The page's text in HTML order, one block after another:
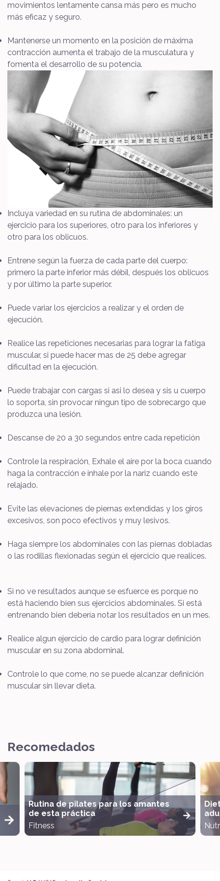
movimientos lentamente cansa más pero es mucho
más eficaz y seguro.
Mantenerse un momento en la posición de máxima
contracción aumenta el trabajo de la musculatura y
fomenta el desarrollo de su potencia.
Incluya variedad en su rutina de abdominales: un
ejercicio para los superiores, otro para los inferiores y
otro para los oblicuos.
Entrene según la fuerza de cada parte del cuerpo:
primero la parte inferior más débil, después los oblicuos
y por último la parte superior.
Puede variar los ejercicios a realizar y el orden de
ejecución.
Realice las repeticiones necesarias para lograr la fatiga
muscular, si puede hacer mas de 25 debe agregar
dificultad en la ejecución.
Puede trabajar con cargas si asi lo desea y sis u cuerpo
lo soporta, sin provocar ningun tipo de sobrecargo que
produzca una lesión.
Descanse de 20 a 30 segundos entre cada repetición
Controle la respiración, Exhale el aire por la boca cuando
haga la contracción e inhale por la nariz cuando este
relajado.
Evite las elevaciones de piernas extendidas y los giros
excesivos, son poco efectivos y muy lesivos.
Haga siempre los abdominales con las piernas dobladas
o las rodillas flexionadas según el ejercicio que realices.
Si no ve resultados aunque se esfuerce es porque no
está haciendo bien sus ejercicios abdominales. Si está
entrenando bien debería notar los resultados en un mes.
Realice algun ejercicio de cardio para lograr definición
muscular en su zona abdominal.
Controle lo que come, no se puede alcanzar definición
muscular sin llevar dieta.
Recomedados
Rutina de pilates para los amantes
de esta práctica
Fitness